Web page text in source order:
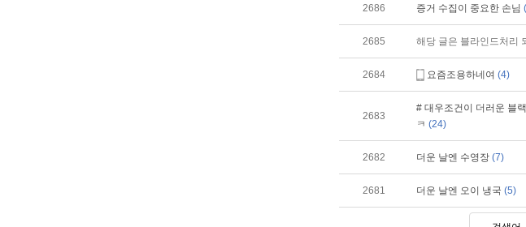
2686 증거 수집이 중요한 손님
2685 해당 글은 블라인드처리
2684 요즘조용하네여 (4)
2683
# 대우조건이 더러운 블
ㅋ (24)
2682 더운 날엔 수영장 (7)
2681 더운 날엔 오이 냉국 (5)